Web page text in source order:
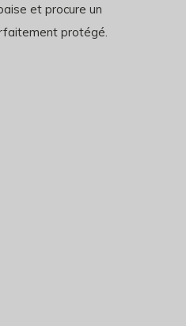
et procure un
protégé.